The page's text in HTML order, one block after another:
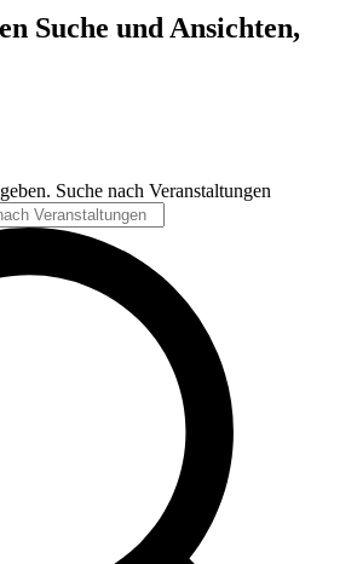
Suche und Ansichten,
Suche nach Veranstaltungen